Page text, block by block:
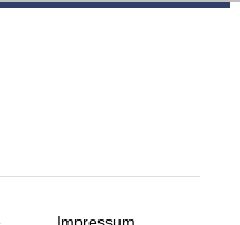
Impressum